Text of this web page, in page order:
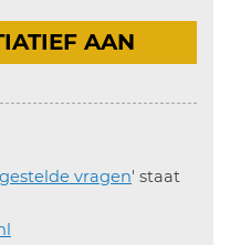
AAN
vragen' staat